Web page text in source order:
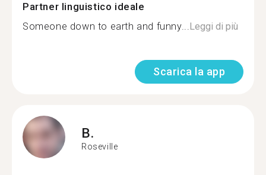
Partner linguistico ideale
Someone down to earth and funny...Leggi di più
Scarica la app
B.
Roseville